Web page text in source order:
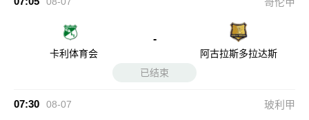
卡利体育会
-
阿古拉斯多拉达斯
已结束
07:30 08-07 玻利甲